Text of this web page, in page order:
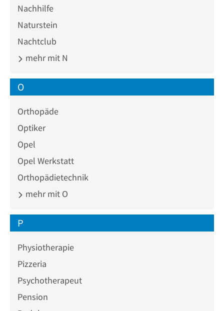
Nachhilfe
Naturstein
Nachtclub
mehr mit N
O
Orthopäde
Optiker
Opel
Opel Werkstatt
Orthopädietechnik
mehr mit O
P
Physiotherapie
Pizzeria
Psychotherapeut
Pension